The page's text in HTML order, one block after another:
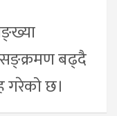
सङ्क्रमण बढ्दै
छ।